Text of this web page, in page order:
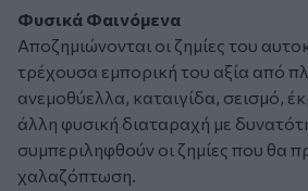
Φυσικά Φαινόμενα
Αποζημιώνονται οι ζημίες του
τρέχουσα εμπορική του αξία από
ανεμοθύελλα, καταιγίδα, σεισμό,
άλλη φυσική διαταραχή με
συμπεριληφθούν οι ζημίες που θα
χαλαζόπτωση.